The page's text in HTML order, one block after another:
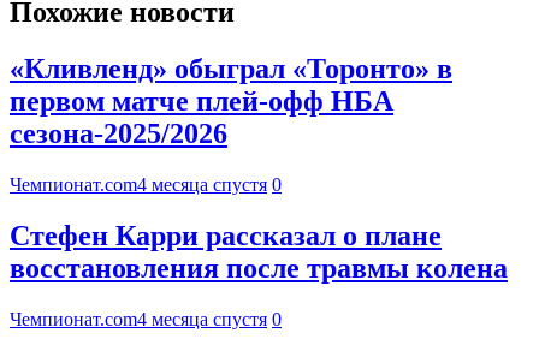
Похожие новости
«Кливленд» обыграл «Торонто» в
первом матче плей-офф НБА
сезона-2025/2026
Чемпионат.com4 месяца спустя 0
Стефен Карри рассказал о плане
восстановления после травмы колена
Чемпионат.com4 месяца спустя 0